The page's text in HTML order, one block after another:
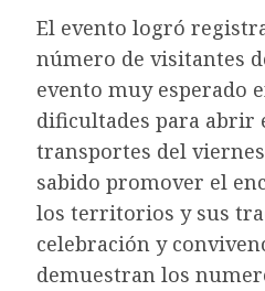
El evento logró
número de visitantes
evento muy esperado
dificultades para abrir
transportes del
sabido promover el
los territorios y sus
celebración y
demuestran los